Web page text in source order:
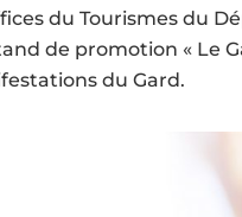
du Tourismes du
de promotion « Le
du Gard.